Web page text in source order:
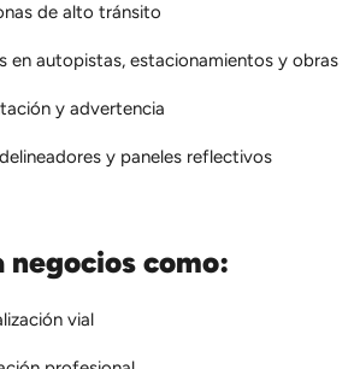
de alto tránsito
en autopistas, estacionamientos y obras
y advertencia
y paneles reflectivos
negocios como:
vial